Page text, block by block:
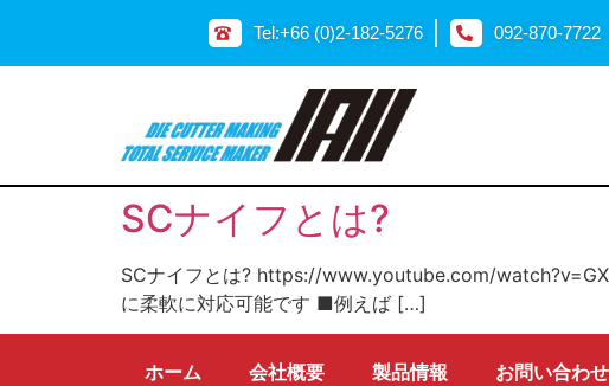
Tel:+66 (0)2-182-5276 092-870-7722
SCナイフとは?
SCナイフとは? https://www.youtube.com/
に柔軟に対応可能です ■例えば […]
ホーム 会社概要 製品情報 お問い合わせ